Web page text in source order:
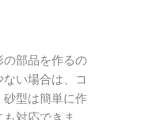
部品を作るの
い場合は、コ
砂型は簡単に作